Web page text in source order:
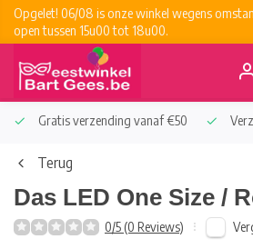
Opgelet! 06/08 is onze winkel wegens
open tussen 15u00 tot 18u00.
Gratis verzending vanaf €50
Terug
Das LED One Size /
0/5 (0 Reviews)